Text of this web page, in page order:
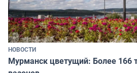
НОВОСТИ
Мурманск цветущий: Более 166